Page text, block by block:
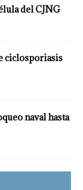
del CJNG
ciclosporiasis
naval hasta